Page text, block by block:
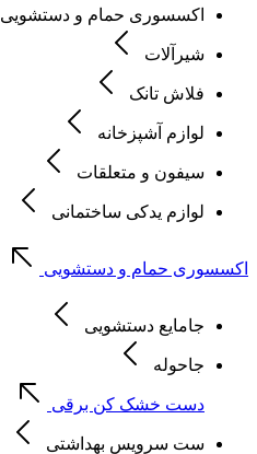
اکسسوری حمام و دستشویی
شیرآلات
فلاش تانک
لوازم آشپزخانه
سیفون و متعلقات
لوازم یدکی ساختمانی
اکسسوری حمام و دستشویی
جامایع دستشویی
جاحوله
دست خشک کن برقی
ست سرویس بهداشتی